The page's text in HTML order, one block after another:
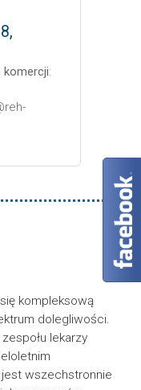
komercji:
kompleksową
dolegliwości.
lekarzy
wszechstronnie